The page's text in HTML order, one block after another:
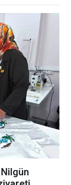
Nilgün